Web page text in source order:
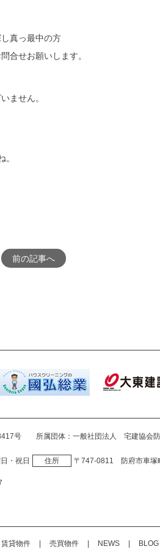
真っ最中の方
合せお願いします。
ません。
前の記事へ
3417号 所属団体 一般社団法人 宅建協会
・祝日 住所 〒747‐0811 防府市車塚
賃貸物件 売買物件 NEWS BLOG